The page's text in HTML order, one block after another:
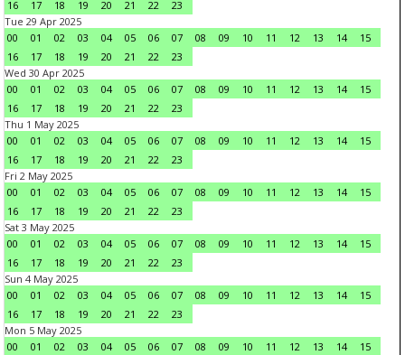
16 17 18 19 20 21 22
23
Tue 29 Apr 2025
00
01 02 03 04 05 06 07 08 09 10 11 12 13 14
15
16
17 18 19 20 21 22
23
Wed 30 Apr 2025
00
01 02 03 04 05 06 07 08 09 10 11 12 13 14
15
16
17 18 19 20 21 22
23
Thu 1 May 2025
00
01 02 03 04 05 06 07 08 09 10 11 12 13 14
15
16
17 18 19 20 21 22
23
Fri 2 May 2025
00
01 02 03 04 05 06 07 08 09 10 11 12 13 14
15
16
17 18 19 20 21 22
23
Sat 3 May 2025
00
01 02 03 04 05 06 07 08 09 10 11 12 13 14
15
16
17 18 19 20 21 22
23
Sun 4 May 2025
00
01 02 03 04 05 06 07 08 09 10 11 12 13 14
15
16
17 18 19 20 21 22
23
Mon 5 May 2025
00
01 02 03 04 05 06 07 08 09 10 11 12 13 14
15